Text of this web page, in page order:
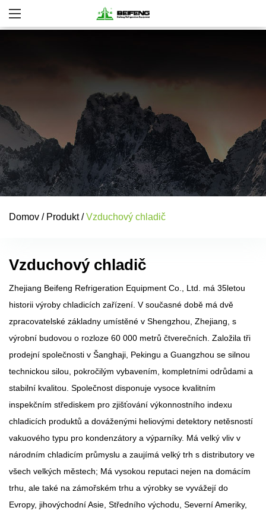
Domov / Produkt/Vzduchový chladič
Vzduchový chladič
Zhejiang Beifeng Refrigeration Equipment Co., Ltd. má 35letou
historii výroby chladicích zařízení. V současné době má dvě
zpracovatelské základny umístěné v Shengzhou, Zhejiang, s
výrobní budovou o rozloze 60 000 metrů čtverečních. Založila tři
prodejní společnosti v Šanghaji, Pekingu a Guangzhou se silnou
technickou silou, pokročilým vybavením, kompletními odrůdami a
stabilní kvalitou. Společnost disponuje vysoce kvalitním
inspekčním střediskem pro zjišťování výkonnostního indexu
chladicích produktů a dováženými heliovými detektory netěsností
vakuového typu pro kondenzátory a výparníky. Má velký vliv v
národním chladicím průmyslu a zaujímá velký trh s distributory ve
všech velkých městech; Má vysokou reputaci nejen na domácím
trhu, ale také na zámořském trhu a výrobky se vyvážejí do
Evropy, jihovýchodní Asie, Středního východu, Severní Ameriky,